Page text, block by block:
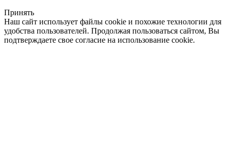
Принять
Наш сайт использует файлы cookie и похожие технологии для
удобства пользователей. Продолжая пользоваться сайтом, Вы
подтверждаете свое согласие на использование cookie.